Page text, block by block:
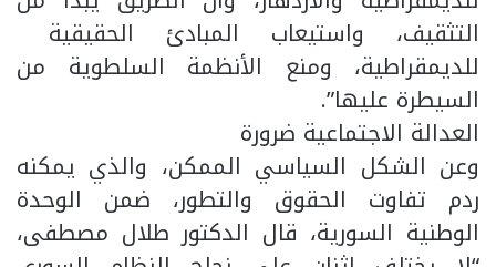
التثقيف، واستيعاب المبادئ الحقيقية
للديمقراطية، ومنع الأنظمة السلطوية من
السيطرة عليها”.
العدالة الاجتماعية ضرورة
وعن الشكل السياسي الممكن، والذي يمكنه
ردم تفاوت الحقوق والتطور، ضمن الوحدة
الوطنية السورية، قال الدكتور طلال مصطفى،